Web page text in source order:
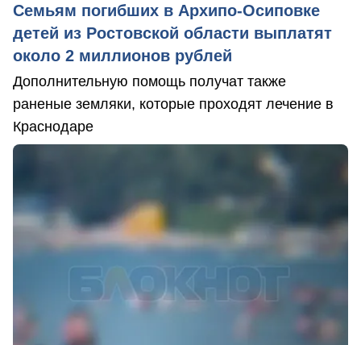
Семьям погибших в Архипо-Осиповке
детей из Ростовской области выплатят
около 2 миллионов рублей
Дополнительную помощь получат также
раненые земляки, которые проходят лечение в
Краснодаре